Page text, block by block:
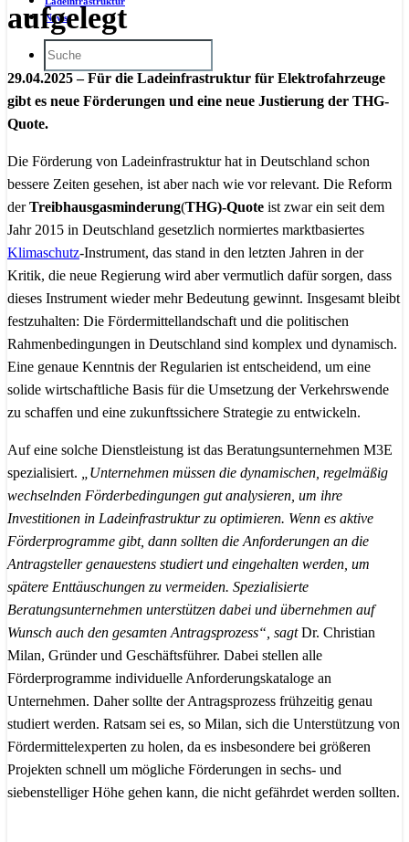
News
aufgelegt
29.04.2025 – Für die Ladeinfrastruktur für Elektrofahrzeuge
gibt es neue Förderungen und eine neue Justierung der THG-
Quote.
Die Förderung von Ladeinfrastruktur hat in Deutschland schon
bessere Zeiten gesehen, ist aber nach wie vor relevant. Die Reform
derTreibhausgasminderung(THG)-Quote ist zwar ein seit dem
Jahr 2015 in Deutschland gesetzlich normiertes marktbasiertes
Klimaschutz-Instrument, das stand in den letzten Jahren in der
Kritik, die neue Regierung wird aber vermutlich dafür sorgen, dass
dieses Instrument wieder mehr Bedeutung gewinnt. Insgesamt bleibt
festzuhalten: Die Fördermittellandschaft und die politischen
Rahmenbedingungen in Deutschland sind komplex und dynamisch.
Eine genaue Kenntnis der Regularien ist entscheidend, um eine
solide wirtschaftliche Basis für die Umsetzung der Verkehrswende
zu schaffen und eine zukunftssichere Strategie zu entwickeln.
Auf eine solche Dienstleistung ist das Beratungsunternehmen M3E
spezialisiert.
„Unternehmen müssen die dynamischen, regelmäßig
wechselnden Förderbedingungen gut analysieren, um ihre
Investitionen in Ladeinfrastruktur zu optimieren. Wenn es aktive
Förderprogramme gibt, dann sollten die Anforderungen an die
Antragsteller genauestens studiert und eingehalten werden, um
spätere Enttäuschungen zu vermeiden. Spezialisierte
Beratungsunternehmen unterstützen dabei und übernehmen auf
Wunsch auch den gesamten Antragsprozess“, sagtDr. Christian
Milan, Gründer und Geschäftsführer. Dabei stellen alle
Förderprogramme individuelle Anforderungskataloge an
Unternehmen. Daher sollte der Antragsprozess frühzeitig genau
studiert werden. Ratsam sei es, so Milan, sich die Unterstützung von
Fördermittelexperten zu holen, da es insbesondere bei größeren
Projekten schnell um mögliche Förderungen in sechs- und
siebenstelliger Höhe gehen kann, die nicht gefährdet werden sollten.